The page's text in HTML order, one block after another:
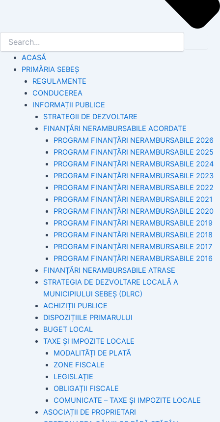
ACASĂ
PRIMĂRIA SEBEȘ
REGULAMENTE
CONDUCEREA
INFORMAȚII PUBLICE
STRATEGII DE DEZVOLTARE
FINANȚĂRI NERAMBURSABILE ACORDATE
PROGRAM FINANȚĂRI NERAMBURSABILE 2026
PROGRAM FINANȚĂRI NERAMBURSABILE 2025
PROGRAM FINANȚĂRI NERAMBURSABILE 2024
PROGRAM FINANȚĂRI NERAMBURSABILE 2023
PROGRAM FINANȚĂRI NERAMBURSABILE 2022
PROGRAM FINANȚĂRI NERAMBURSABILE 2021
PROGRAM FINANȚĂRI NERAMBURSABILE 2020
PROGRAM FINANȚĂRI NERAMBURSABILE 2019
PROGRAM FINANTĂRI NERAMBURSABILE 2018
PROGRAM FINANȚĂRI NERAMBURSABILE 2017
PROGRAM FINANȚĂRI NERAMBURSABILE 2016
FINANȚĂRI NERAMBURSABILE ATRASE
STRATEGIA DE DEZVOLTARE LOCALĂ A
MUNICIPIULUI SEBEȘ (DLRC)
ACHIZIȚII PUBLICE
DISPOZIȚIILE PRIMARULUI
BUGET LOCAL
TAXE ȘI IMPOZITE LOCALE
MODALITĂȚI DE PLATĂ
ZONE FISCALE
LEGISLAȚIE
OBLIGAȚII FISCALE
COMUNICATE – TAXE ȘI IMPOZITE LOCALE
ASOCIAȚII DE PROPRIETARI